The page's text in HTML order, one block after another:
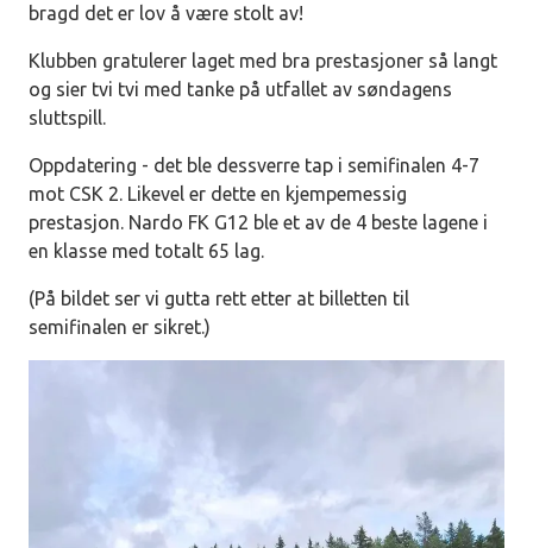
bragd det er lov å være stolt av!
Klubben gratulerer laget med bra prestasjoner så langt
og sier tvi tvi med tanke på utfallet av søndagens
sluttspill.
Oppdatering - det ble dessverre tap i semifinalen 4-7
mot CSK 2. Likevel er dette en kjempemessig
prestasjon. Nardo FK G12 ble et av de 4 beste lagene i
en klasse med totalt 65 lag.
(På bildet ser vi gutta rett etter at billetten til
semifinalen er sikret.)